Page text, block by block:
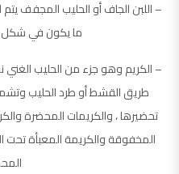
– اللبن الجاف أو الحليب المجفف
ما يكون في شكل
– الكريم وهو جزء من الحليب الغني
طريق القشط أو طرد الحليب
تحضيرها ، والكريمات المحضرة
المخفوقة والكريمة المعبأة